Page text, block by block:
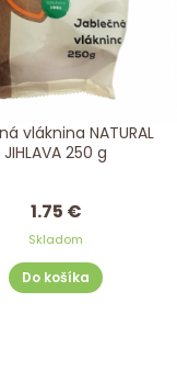
vláknina NATURAL
JIHLAVA 250 g
1.75 €
Skladom
Do košíka